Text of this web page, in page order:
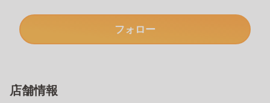
フォロー
店舗情報